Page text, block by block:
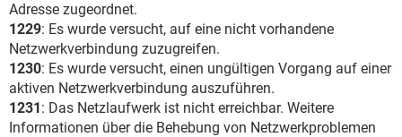
Adresse zugeordnet.
1229: Es wurde versucht, auf eine nicht vorhandene
Netzwerkverbindung zuzugreifen.
1230: Es wurde versucht, einen ungültigen Vorgang auf einer
aktiven Netzwerkverbindung auszuführen.
1231: Das Netzlaufwerk ist nicht erreichbar. Weitere
Informationen über die Behebung von Netzwerkproblemen